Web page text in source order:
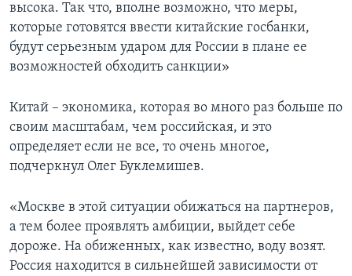
высока. Так что, вполне возможно, что меры,
которые готовятся ввести китайские госбанки,
будут серьезным ударом для России в плане ее
возможностей обходить санкции»
Китай – экономика, которая во много раз больше по
своим масштабам, чем российская, и это
определяет если не все, то очень многое,
подчеркнул Олег Буклемишев.
«Москве в этой ситуации обижаться на партнеров,
а тем более проявлять амбиции, выйдет себе
дороже. На обиженных, как известно, воду возят.
Россия находится в сильнейшей зависимости от